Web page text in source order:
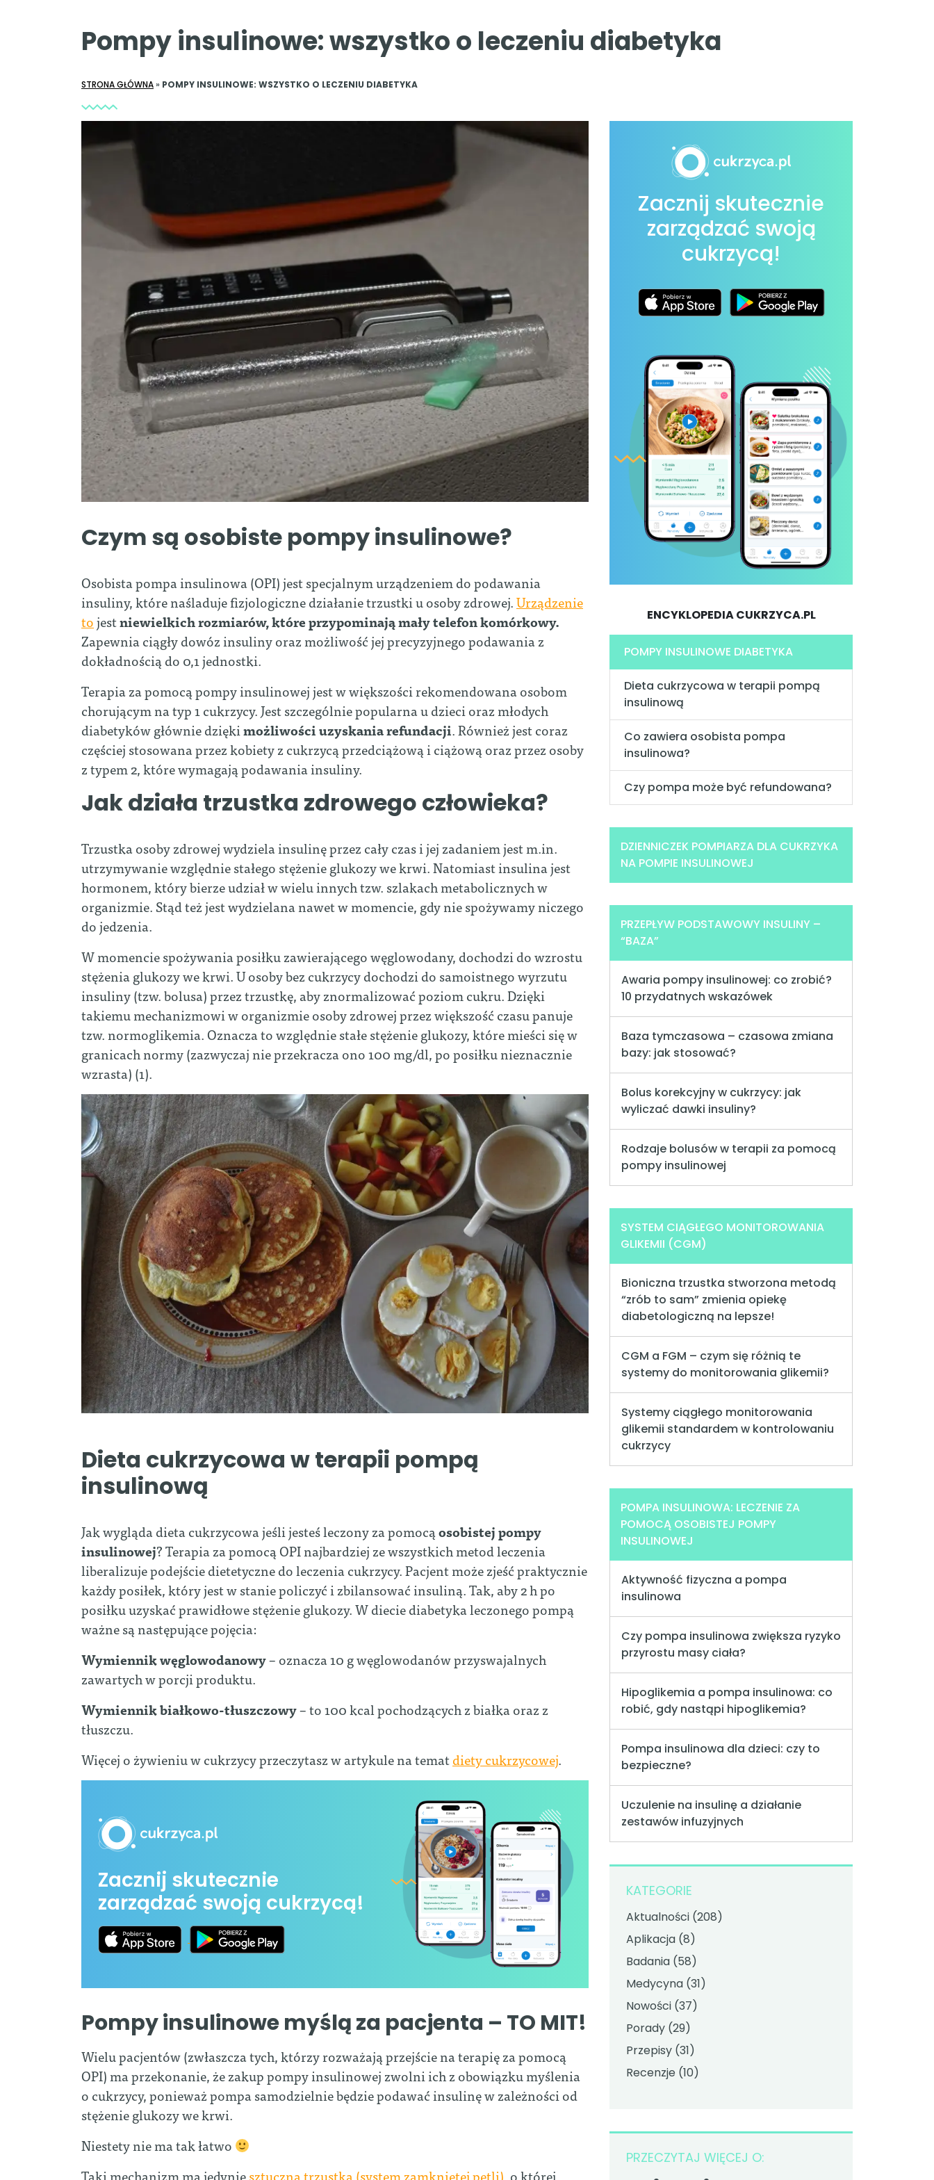
Pompy insulinowe: wszystko o leczeniu diabetyka
STRONA GŁÓWNA» POMPY INSULINOWE: WSZYSTKO O LECZENIU DIABETYKA
Czym są osobiste pompy insulinowe?
Osobista pompa insulinowa (OPI) jest specjalnym urządzeniem do podawania
insuliny, które naśladuje fizjologiczne działanie trzustki u osoby zdrowej.Urządzenie
tojestniewielkich rozmiarów, które przypominają mały telefon komórkowy.
Zapewnia ciągły dowóz insuliny oraz możliwość jej precyzyjnego podawania z
dokładnością do 0,1 jednostki.
Terapia za pomocą pompy insulinowej jest w większości rekomendowana osobom
chorującym na typ 1 cukrzycy. Jest szczególnie popularna u dzieci oraz młodych
diabetyków głównie dziękimożliwości uzyskania refundacji. Również jest coraz
częściej stosowana przez kobiety z cukrzycą przedciążową i ciążową oraz przez osoby
z typem 2, które wymagają podawania insuliny.
Jak działa trzustka zdrowego człowieka?
Trzustka osoby zdrowej wydziela insulinę przez cały czas i jej zadaniem jest m.in.
utrzymywanie względnie stałego stężenie glukozy we krwi. Natomiast insulina jest
hormonem, który bierze udział w wielu innych tzw. szlakach metabolicznych w
organizmie. Stąd też jest wydzielana nawet w momencie, gdy nie spożywamy niczego
do jedzenia.
W momencie spożywania posiłku zawierającego węglowodany, dochodzi do wzrostu
stężenia glukozy we krwi. U osoby bez cukrzycy dochodzi do samoistnego wyrzutu
insuliny (tzw. bolusa) przez trzustkę, aby znormalizować poziom cukru. Dzięki
takiemu mechanizmowi w organizmie osoby zdrowej przez większość czasu panuje
tzw. normoglikemia. Oznacza to względnie stałe stężenie glukozy, które mieści się w
granicach normy (zazwyczaj nie przekracza ono 100 mg/dl, po posiłku nieznacznie
wzrasta) (1).
Dieta cukrzycowa w terapii pompą
insulinową
Jak wygląda dieta cukrzycowa jeśli jesteś leczony za pomocąosobistej pompy
insulinowej? Terapia za pomocą OPI najbardziej ze wszystkich metod leczenia
liberalizuje podejście dietetyczne do leczenia cukrzycy. Pacjent może zjeść praktycznie
każdy posiłek, który jest w stanie policzyć i zbilansować insuliną. Tak, aby 2 h po
posiłku uzyskać prawidłowe stężenie glukozy. W diecie diabetyka leczonego pompą
ważne są następujące pojęcia:
Wymiennik węglowodanowy– oznacza 10 g węglowodanów przyswajalnych
zawartych w porcji produktu.
Wymiennik białkowo-tłuszczowy– to 100 kcal pochodzących z białka oraz z
tłuszczu.
Więcej o żywieniu w cukrzycy przeczytasz w artykule na tematdiety cukrzycowej.
Zacznij skutecznie
zarządzać swoją cukrzycą!
Pompy insulinowe myślą za pacjenta – TO MIT!
Wielu pacjentów (zwłaszcza tych, którzy rozważają przejście na terapię za pomocą
OPI) ma przekonanie, że zakup pompy insulinowej zwolni ich z obowiązku myślenia
o cukrzycy, ponieważ pompa samodzielnie będzie podawać insulinę w zależności od
stężenie glukozy we krwi.
Niestety nie ma tak łatwo
Taki mechanizm ma jedyniesztuczna trzustka (system zamkniętej pętli) , o której
Zacznij skutecznie
zarządzać swoją
cukrzycą!
ENCYKLOPEDIA CUKRZYCA.PL
POMPY INSULINOWE DIABETYKA
Dieta cukrzycowa w terapii pompą
insulinową
Co zawiera osobista pompa
insulinowa?
Czy pompa może być refundowana?
DZIENNICZEK POMPIARZA DLA CUKRZYKA
NA POMPIE INSULINOWEJ
PRZEPŁYW PODSTAWOWY INSULINY –
“BAZA”
Awaria pompy insulinowej: co zrobić?
10 przydatnych wskazówek
Baza tymczasowa – czasowa zmiana
bazy: jak stosować?
Bolus korekcyjny w cukrzycy: jak
wyliczać dawki insuliny?
Rodzaje bolusów w terapii za pomocą
pompy insulinowej
SYSTEM CIĄGŁEGO MONITOROWANIA
GLIKEMII (CGM)
Bioniczna trzustka stworzona metodą
“zrób to sam” zmienia opiekę
diabetologiczną na lepsze!
CGM a FGM – czym się różnią te
systemy do monitorowania glikemii?
Systemy ciągłego monitorowania
glikemii standardem w kontrolowaniu
cukrzycy
POMPA INSULINOWA: LECZENIE ZA
POMOCĄ OSOBISTEJ POMPY
INSULINOWEJ
Aktywność fizyczna a pompa
insulinowa
Czy pompa insulinowa zwiększa ryzyko
przyrostu masy ciała?
Hipoglikemia a pompa insulinowa: co
robić, gdy nastąpi hipoglikemia?
Pompa insulinowa dla dzieci: czy to
bezpieczne?
Uczulenie na insulinę a działanie
zestawów infuzyjnych
KATEGORIE
Aktualności (208)
Aplikacja (8)
Badania (58)
Medycyna (31)
Nowości (37)
Porady (29)
Przepisy (31)
Recenzje (10)
PRZECZYTAJ WIĘCEJ O: